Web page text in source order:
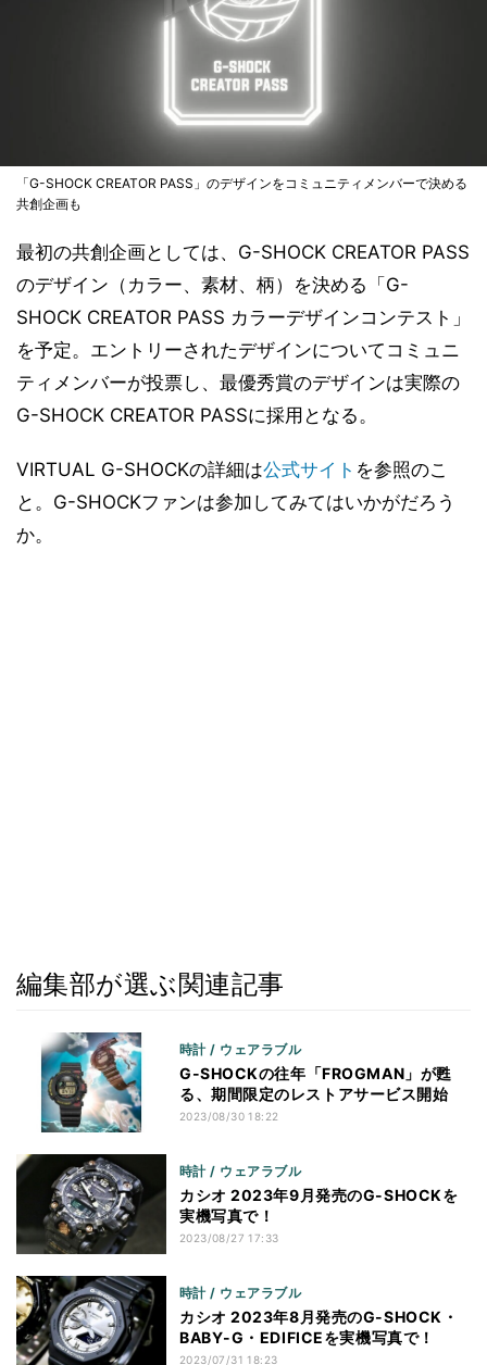
「G-SHOCK CREATOR PASS」のデザインをコミュニティメンバーで決める
共創企画も
最初の共創企画としては、G-SHOCK CREATOR PASS
のデザイン（カラー、素材、柄）を決める「G-
SHOCK CREATOR PASS カラーデザインコンテスト」
を予定。エントリーされたデザインについてコミュニ
ティメンバーが投票し、最優秀賞のデザインは実際の
G-SHOCK CREATOR PASSに採用となる。
VIRTUAL G-SHOCKの詳細は公式サイト を参照のこ
と。G-SHOCKファンは参加してみてはいかがだろう
か。
編集部が選ぶ関連記事
時計 / ウェアラブル
G-SHOCKの往年「FROGMAN」が甦
る、期間限定のレストアサービス開始
2023/08/30 18:22
時計 / ウェアラブル
カシオ 2023年9月発売のG-SHOCKを
実機写真で！
2023/08/27 17:33
時計 / ウェアラブル
カシオ 2023年8月発売のG-SHOCK・
BABY-G・EDIFICEを実機写真で！
2023/07/31 18:23